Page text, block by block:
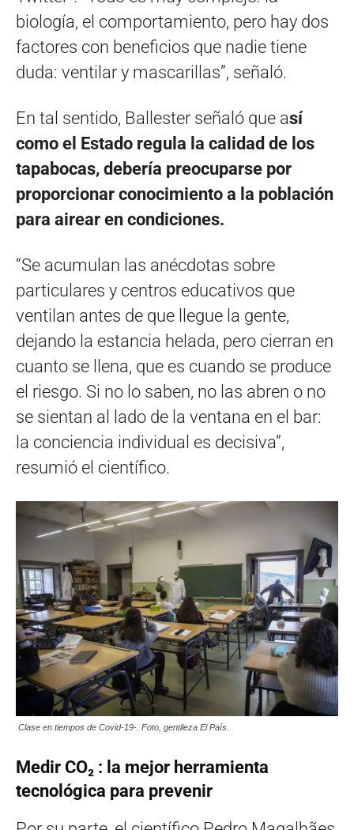
biología, el comportamiento, pero hay dos
factores con beneficios que nadie tiene
duda: ventilar y mascarillas”, señaló.
En tal sentido, Ballester señaló que así
como el Estado regula la calidad de los
tapabocas, debería preocuparse por
proporcionar conocimiento a la población
para airear en condiciones.
“Se acumulan las anécdotas sobre
particulares y centros educativos que
ventilan antes de que llegue la gente,
dejando la estancia helada, pero cierran en
cuanto se llena, que es cuando se produce
el riesgo. Si no lo saben, no las abren o no
se sientan al lado de la ventana en el bar:
la conciencia individual es decisiva”,
resumió el científico.
Clase en tiempos de Covid-19-. Foto, gentileza El País.
Medir CO₂ : la mejor herramienta
tecnológica para prevenir